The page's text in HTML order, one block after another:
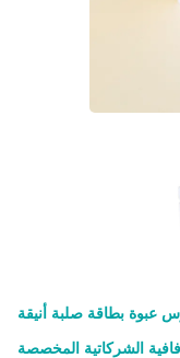
عبوة بطاقة صلبة أنيقة
الشركاتية المخصصة